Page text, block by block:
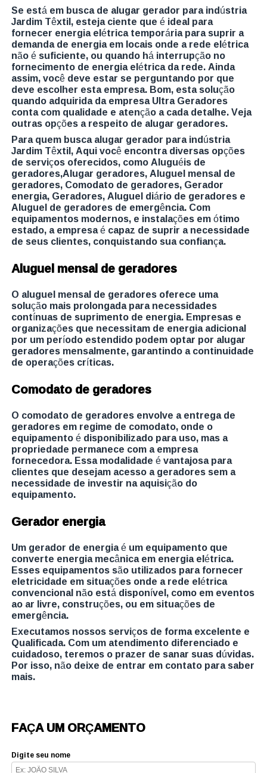
Se está em busca de alugar gerador para indústria
Jardim Têxtil, esteja ciente que é ideal para
fornecer energia elétrica temporária para suprir a
demanda de energia em locais onde a rede elétrica
não é suficiente, ou quando há interrupção no
fornecimento de energia elétrica da rede. Ainda
assim, você deve estar se perguntando por que
deve escolher esta empresa. Bom, esta solução
quando adquirida da empresa Ultra Geradores
conta com qualidade e atenção a cada detalhe. Veja
outras opções a respeito de alugar geradores.
Para quem busca alugar gerador para indústria
Jardim Têxtil, Aqui você encontra diversas opções
de serviços oferecidos, como Aluguéis de
geradores,Alugar geradores, Aluguel mensal de
geradores, Comodato de geradores, Gerador
energia, Geradores, Aluguel diário de geradores e
Aluguel de geradores de emergência. Com
equipamentos modernos, e instalações em ótimo
estado, a empresa é capaz de suprir a necessidade
de seus clientes, conquistando sua confiança.
Aluguel mensal de geradores
O aluguel mensal de geradores oferece uma
solução mais prolongada para necessidades
contínuas de suprimento de energia. Empresas e
organizações que necessitam de energia adicional
por um período estendido podem optar por alugar
geradores mensalmente, garantindo a continuidade
de operações críticas.
Comodato de geradores
O comodato de geradores envolve a entrega de
geradores em regime de comodato, onde o
equipamento é disponibilizado para uso, mas a
propriedade permanece com a empresa
fornecedora. Essa modalidade é vantajosa para
clientes que desejam acesso a geradores sem a
necessidade de investir na aquisição do
equipamento.
Gerador energia
Um gerador de energia é um equipamento que
converte energia mecânica em energia elétrica.
Esses equipamentos são utilizados para fornecer
eletricidade em situações onde a rede elétrica
convencional não está disponível, como em eventos
ao ar livre, construções, ou em situações de
emergência.
Executamos nossos serviços de forma excelente e
Qualificada. Com um atendimento diferenciado e
cuidadoso, teremos o prazer de sanar suas dúvidas.
Por isso, não deixe de entrar em contato para saber
mais.
FAÇA UM ORÇAMENTO
Digite seu nome